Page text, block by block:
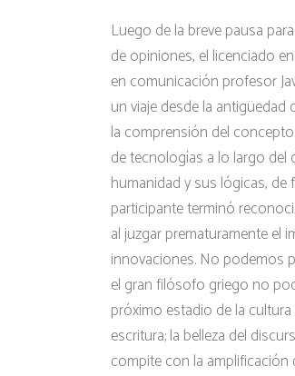
Luego de la breve pausa
de opiniones, el licenciado
en comunicación profesor
un viaje desde la antigüedad
la comprensión del
de tecnologías a lo largo del
humanidad y sus lógicas, de
participante terminó
al juzgar prematuramente el
innovaciones. No podemos
el gran filósofo griego no
próximo estadio de la cultura
escritura; la belleza del
compite con la